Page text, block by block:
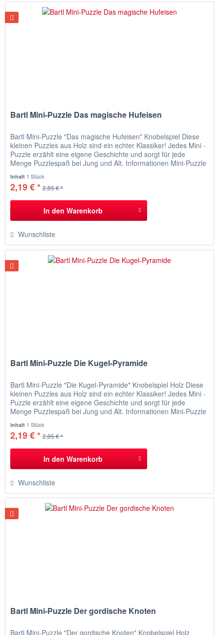
Bartl Mini-Puzzle Das magische Hufeisen
Bartl Mini-Puzzle "Das magische Hufeisen" Knobelspiel Diese
kleinen Puzzles aus Holz sind ein echter Klassiker! Jedes Mini -
Puzzle erzählt eine eigene Geschichte und sorgt für jede
Menge Puzzlespaß bei Jung und Alt. Informationen Mini-Puzzle
Stammtisch hängengeblieben. Zuhause wartet seine Frau....
Inhalt 1 Stück
2,19 € * 2,85 € *
In den Warenkorb
Wunschliste
Bartl Mini-Puzzle Die Kugel-Pyramide
Bartl Mini-Puzzle "Die Kugel-Pyramide" Knobelspiel Holz Diese
kleinen Puzzles aus Holz sind ein echter Klassiker! Jedes Mini -
Puzzle erzählt eine eigene Geschichte und sorgt für jede
Menge Puzzlespaß bei Jung und Alt. Informationen Mini-Puzzle
kommt zur Inspektion. Seine Lieblingsvorschrift besagt,...
Inhalt 1 Stück
2,19 € * 2,85 € *
In den Warenkorb
Wunschliste
Bartl Mini-Puzzle Der gordische Knoten
Bartl Mini-Puzzle "Der gordische Knoten" Knobelspiel Holz